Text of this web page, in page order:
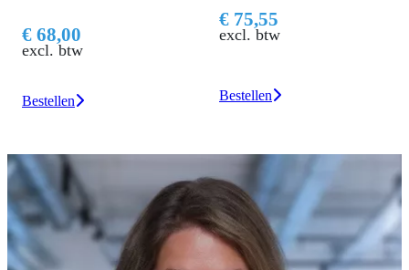
€ 68,00
excl. btw
Bestellen
€ 75,55
excl. btw
Bestellen